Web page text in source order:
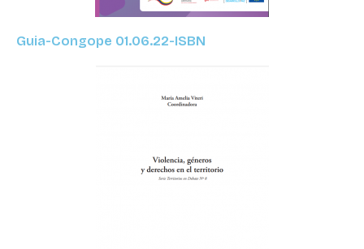
Guia-Congope 01.06.22-ISBN